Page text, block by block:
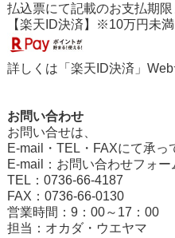
払込票にて記載のお支払期限
【楽天ID決済】※10万円未満
詳しくは「 楽天ID決済 」
お問い合わせ
お問い合せは、
E-mail・TEL・FAXにて承っ
E-mail： お問い合わせフォー
TEL：0736-66-4187
FAX：0736-66-0130
営業時間：9：00～17：00
担当：オカダ・ウエヤマ